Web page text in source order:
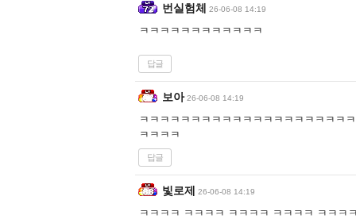
번실험체 26-06-08 14:19
ㅋㅋㅋㅋㅋㅋㅋㅋㅋㅋㅋㅋ
답글
보아 26-06-08 14:19
ㅋㅋㅋㅋㅋㅋㅋㅋㅋㅋㅋㅋㅋㅋㅋㅋㅋㅋㅋㅋ
ㅋㅋㅋㅋ
답글
빛로제 26-06-08 14:19
ㅋㅋㅋㅋ ㅋㅋㅋㅋ ㅋㅋㅋㅋ ㅋㅋㅋㅋ ㅋㅋㅋ